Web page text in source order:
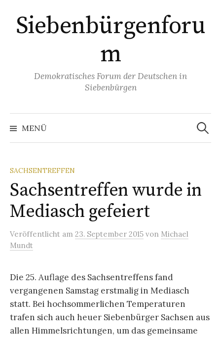
zum
Inhalt
Siebenbürgenforu
m
Demokratisches Forum der Deutschen in
Siebenbürgen
MENÜ
Suchen
nach:
SACHSENTREFFEN
Sachsentreffen wurde in
Mediasch gefeiert
Veröffentlicht am 23. September 2015 von Michael
Mundt
Die 25. Auflage des Sachsentreffens fand
vergangenen Samstag erstmalig in Mediasch
statt. Bei hochsommerlichen Temperaturen
trafen sich auch heuer Siebenbürger Sachsen aus
allen Himmelsrichtungen, um das gemeinsame